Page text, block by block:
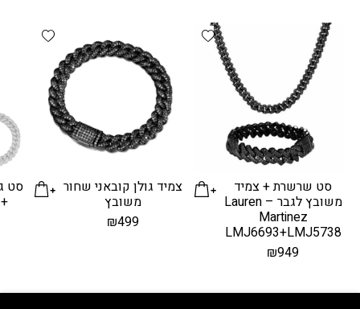
Add wishlist
סט שרשרת + צמיד
משובץ לגבר – Lauren
Martinez
LMJ6693+LMJ5738
₪949
wishlist
צמיד גולן קובאני שחור
משובץ
₪499
סט